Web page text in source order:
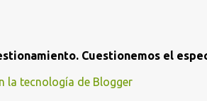
Cuestionemos el
la tecnología de Blogger